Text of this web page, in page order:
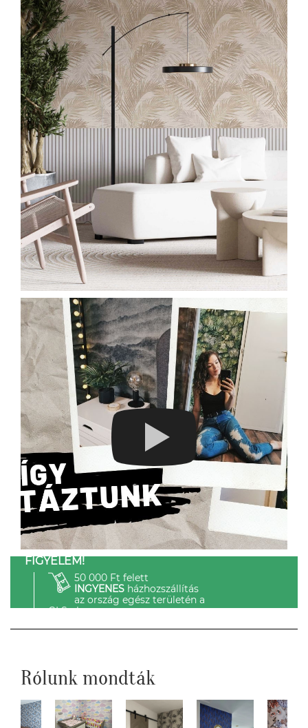
FIGYELEM!
50 000 Ft felett
INGYENESházhozszállítás
az ország egész területén a
GLS-el.
Rólunk mondták